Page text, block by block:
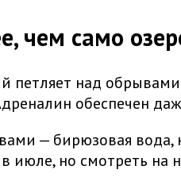
чем само
петляет над
обеспечен
— бирюзовая вода,
но смотреть на